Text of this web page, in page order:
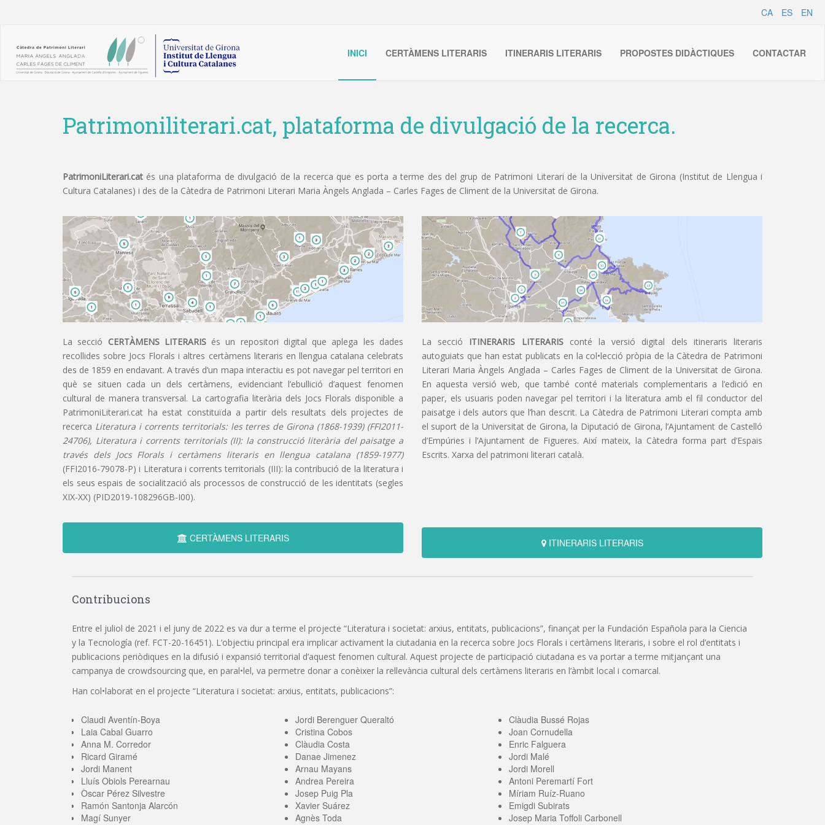
CA ES EN
INICI CERTÀMENS LITERARIS ITINERARIS LITERARIS PROPOSTES DIDÀCTIQUES CONTACTAR
Patrimoniliterari.cat, plataforma de divulgació de la recerca.
PatrimoniLiterari.cat és una plataforma de divulgació de la recerca que es porta a terme des del grup de Patrimoni Literari de la Universitat de Girona (Institut de Llengua i
Cultura Catalanes) i des de la Càtedra de Patrimoni Literari Maria Àngels Anglada – Carles Fages de Climent de la Universitat de Girona.
La secció CERTÀMENS LITERARISés un repositori digital que aplega les dades
recollides sobre Jocs Florals i altres certàmens literaris en llengua catalana celebrats
des de 1859 en endavant. A través d’un mapa interactiu es pot navegar pel territori en
què se situen cada un dels certàmens, evidenciant l’ebullició d’aquest fenomen
cultural de manera transversal. La cartografia literària dels Jocs Florals disponible a
PatrimoniLiterari.cat ha estat constituïda a partir dels resultats dels projectes de
recerca Literatura i corrents territorials: les terres de Girona (1868-1939) (FFI2011-
24706), Literatura i corrents territorials (II): la construcció literària del paisatge a
través dels Jocs Florals i certàmens literaris en llengua catalana (1859-1977)
(FFI2016-79078-P) i Literatura i corrents territorials (III): la contribució de la literatura i
els seus espais de socialització als processos de construcció de les identitats (segles
XIX-XX) (PID2019-108296GB-I00).
CERTÀMENS LITERARIS
La secció ITINERARIS LITERARISconté la versió digital dels itineraris literaris
autoguiats que han estat publicats en la col•lecció pròpia de la Càtedra de Patrimoni
Literari Maria Àngels Anglada – Carles Fages de Climent de la Universitat de Girona.
En aquesta versió web, que també conté materials complementaris a l’edició en
paper, els usuaris poden navegar pel territori i la literatura amb el fil conductor del
paisatge i dels autors que l’han descrit. La Càtedra de Patrimoni Literari compta amb
el suport de la Universitat de Girona, la Diputació de Girona, l’Ajuntament de Castelló
d’Empúries i l’Ajuntament de Figueres. Així mateix, la Càtedra forma part d’Espais
Escrits. Xarxa del patrimoni literari català.
ITINERARIS LITERARIS
Contribucions
Entre el juliol de 2021 i el juny de 2022 es va dur a terme el projecte “Literatura i societat: arxius, entitats, publicacions”, finançat per la Fundación Española para la Ciencia
y la Tecnología (ref. FCT-20-16451). L’objectiu principal era implicar activament la ciutadania en la recerca sobre Jocs Florals i certàmens literaris, i sobre el rol d’entitats i
publicacions periòdiques en la difusió i expansió territorial d’aquest fenomen cultural. Aquest projecte de participació ciutadana es va portar a terme mitjançant una
campanya de crowdsourcing que, en paral•lel, va permetre donar a conèixer la rellevància cultural dels certàmens literaris en l’àmbit local i comarcal.
Han col•laborat en el projecte “Literatura i societat: arxius, entitats, publicacions”:
Claudi Aventín-Boya Jordi Berenguer Queraltó
Clàudia Bussé Rojas
Laia Cabal Guarro
Cristina Cobos
Joan Cornudella
Anna M. Corredor
Clàudia Costa
Enric Falguera
Ricard Giramé
Danae Jimenez
Jordi Malé
Jordi Manent
Arnau Mayans
Jordi Morell
Lluís Obiols Perearnau
Andrea Pereira
Antoni Peremartí Fort
Òscar Pérez Silvestre
Josep Puig Pla
Míriam Ruíz-Ruano
Ramón Santonja Alarcón
Xavier Suárez
Emigdi Subirats
Magí Sunyer
Agnès Toda
Josep Maria Toffoli Carbonell